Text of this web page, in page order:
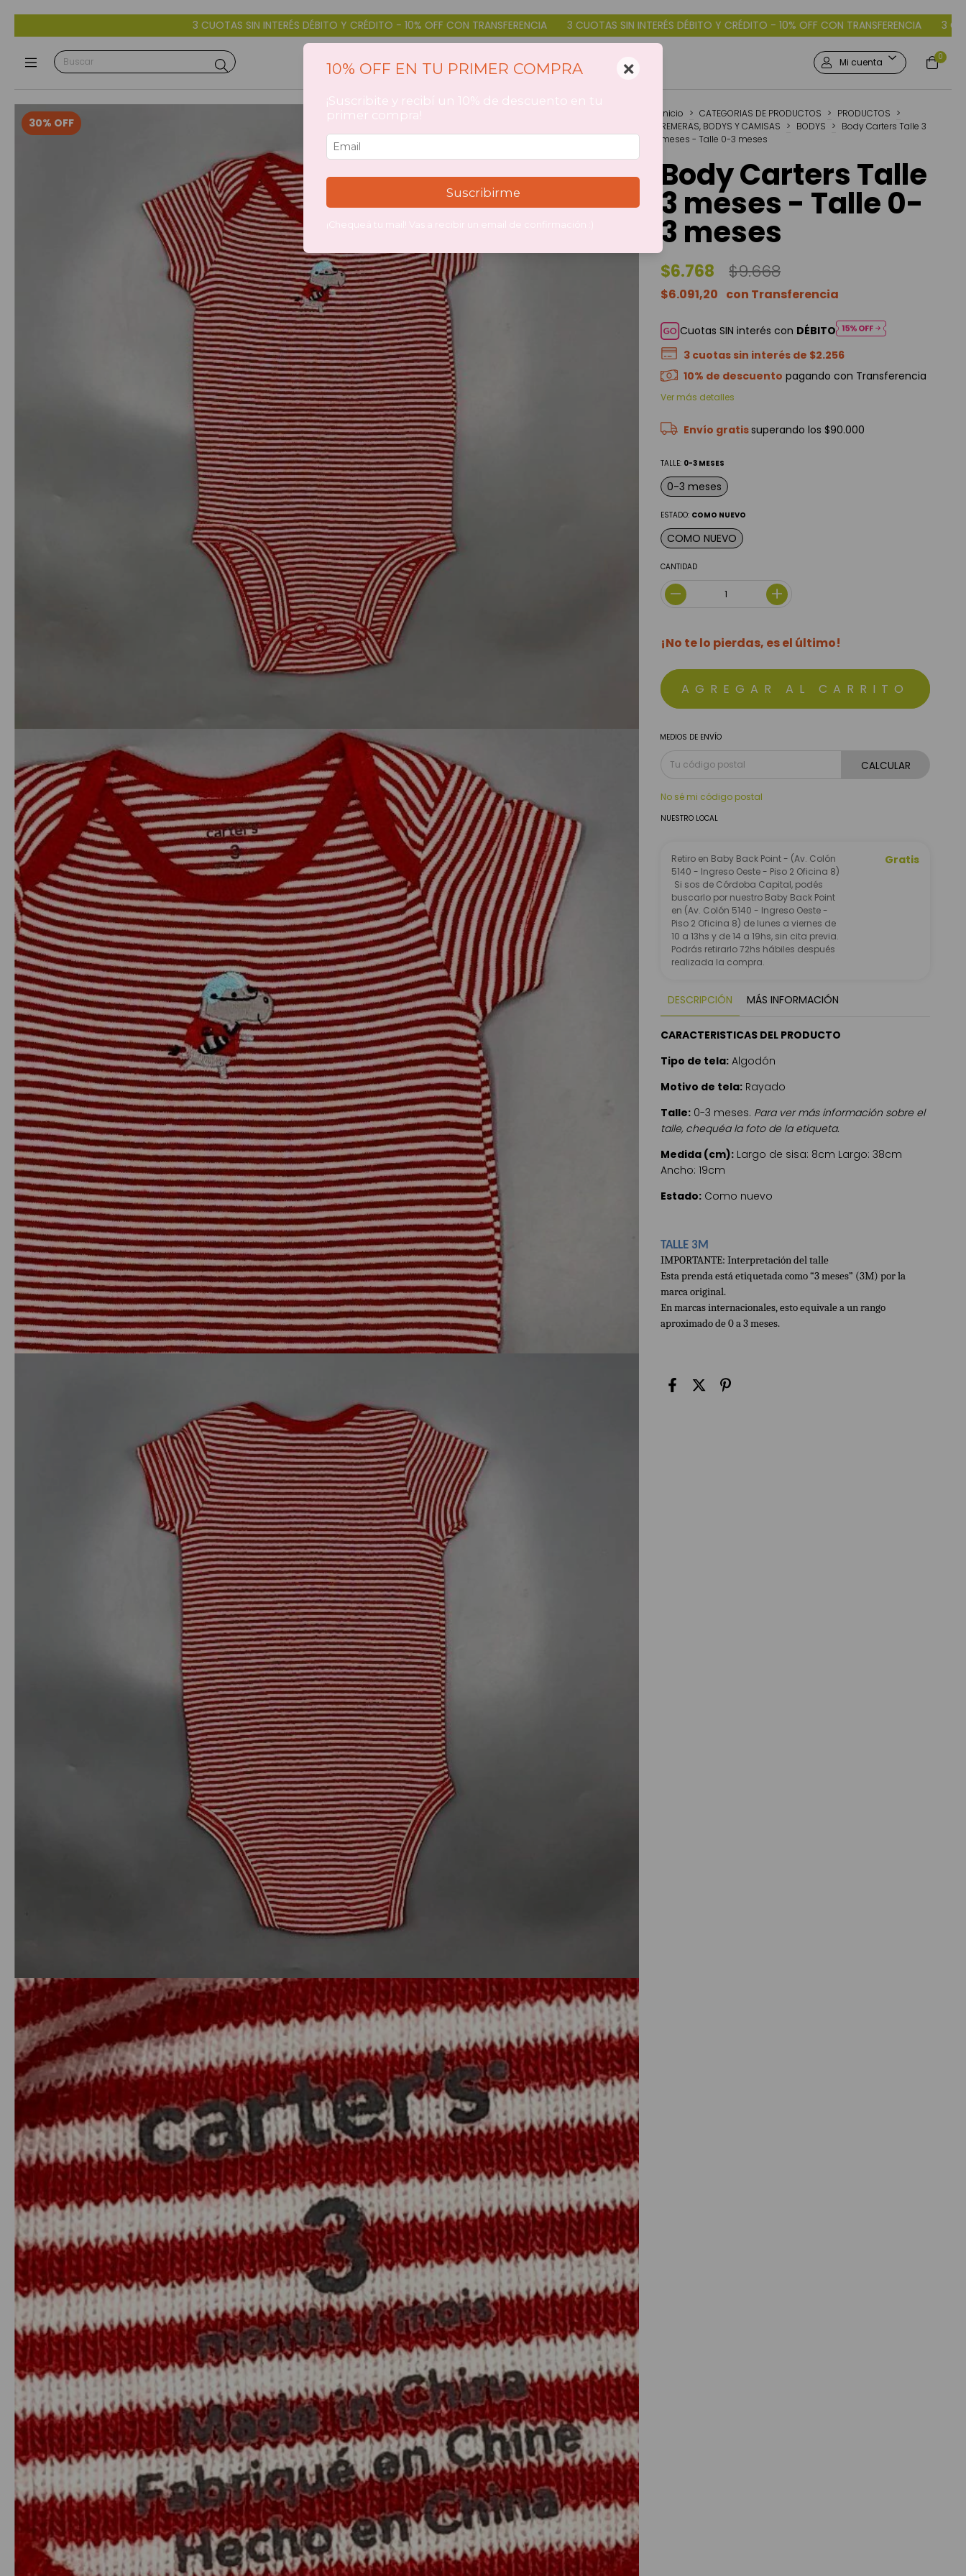
3 CUOTAS SIN INTERÉS DÉBITO Y CRÉDITO - 10% OFF CON TRANSFERENCIA 3 CUOTAS SIN INTERÉS DÉBITO Y CRÉDITO - 10% OFF CON TRANSFERENCIA 3 CUOTAS SIN INTERÉS DÉBITO Y
Mi cuenta 0
30% OFF
Inicio > CATEGORIAS DE PRODUCTOS > PRODUCTOS >
REMERAS, BODYS Y CAMISAS > BODYS > Body Carters Talle 3
meses - Talle 0-3 meses
Body Carters Talle
3 meses - Talle 0-
3 meses
$6.768 $9.668
$6.091,20
Cuotas SIN interés con DÉBITO
3 cuotas sin interés de $2.256
10% de descuento pagando con Transferencia
Ver más detalles
Envío gratissuperando los $90.000
TALLE: 0-3 MESES
0-3 meses
ESTADO: COMO NUEVO
COMO NUEVO
CANTIDAD
¡No te lo pierdas, es el último!
MEDIOS DE ENVÍO
CALCULAR
No sé mi código postal
NUESTRO LOCAL
Retiro en Baby Back Point - (Av. Colón
5140 - Ingreso Oeste - Piso 2 Oficina 8)
Si sos de Córdoba Capital, podés
buscarlo por nuestro Baby Back Point
en (Av. Colón 5140 - Ingreso Oeste -
Piso 2 Oficina 8) de lunes a viernes de
10 a 13hs y de 14 a 19hs, sin cita previa.
Podrás retirarlo 72hs hábiles después
realizada la compra.
Gratis
DESCRIPCIÓN MÁS INFORMACIÓN
CARACTERISTICAS DEL PRODUCTO
Tipo de tela: Algodón
Motivo de tela: Rayado
Talle: 0-3 meses. Para ver más información sobre el
talle, chequéa la foto de la etiqueta.
Medida (cm): Largo de sisa: 8cm Largo: 38cm
Ancho: 19cm
Estado: Como nuevo
TALLE 3M
IMPORTANTE: Interpretación del talle
Esta prenda está etiquetada como “3 meses” (3M) por la
marca original.
En marcas internacionales, esto equivale a un rango
aproximado de 0 a 3 meses.
10% OFF EN TU PRIMER COMPRA ×
¡Suscribite y recibí un 10% de descuento en tu
primer compra!
Suscribirme
¡Chequeá tu mail! Vas a recibir un email de confirmación :)